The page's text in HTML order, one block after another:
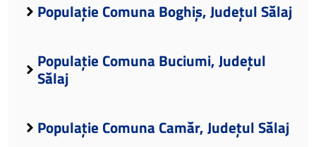
Populație Comuna Boghiș, Județul Sălaj
Populație Comuna Buciumi, Județul
Sălaj
Populație Comuna Camăr, Județul Sălaj